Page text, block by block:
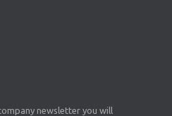
newsletter you will